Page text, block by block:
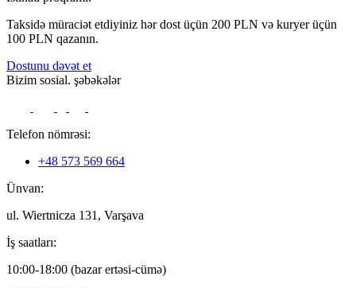
Taksidə müraciət etdiyiniz hər dost üçün 200 PLN və kuryer üçün
100 PLN qazanın.
Dostunu dəvət et
Bizim sosial. şəbəkələr
Telefon nömrəsi:
+48 573 569 664
Ünvan:
ul. Wiertnicza 131, Varşava
İş saatları:
10:00-18:00 (bazar ertəsi-cümə)